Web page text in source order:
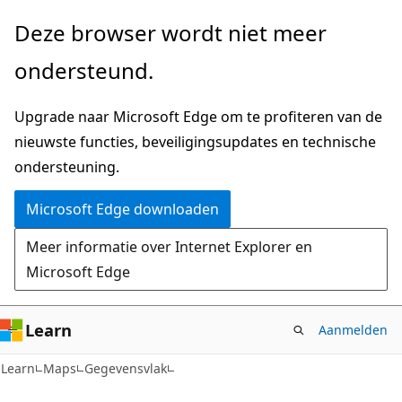
Naar
gaan
Naar
op
pagina
gaan
Deze browser wordt niet meer
ondersteund.
Upgrade naar Microsoft Edge om te profiteren van de
nieuwste functies, beveiligingsupdates en technische
ondersteuning.
Microsoft Edge downloaden
Meer informatie over Internet Explorer en
Microsoft Edge
Learn Aanmelden
Learn Maps Gegevensvlak